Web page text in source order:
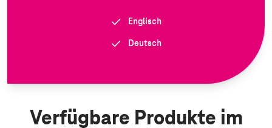
Englisch
Deutsch
Verfügbare Produkte im